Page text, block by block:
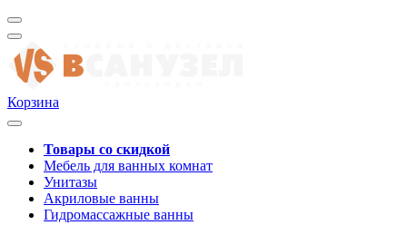
Корзина
Товары со скидкой
Мебель для ванных комнат
Унитазы
Акриловые ванны
Гидромассажные ванны